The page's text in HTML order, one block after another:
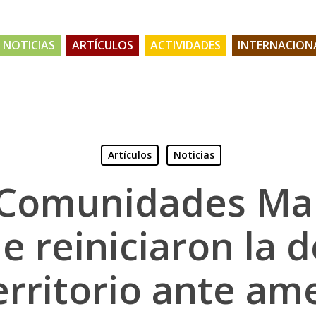
NOTICIAS ARTÍCULOS ACTIVIDADES
Artículos Noticias
reiniciaron la
ante